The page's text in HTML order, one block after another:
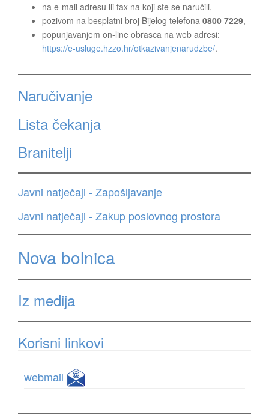
na e-mail adresu ili fax na koji ste se naručili,
pozivom na besplatni broj Bijelog telefona 0800 7229,
popunjavanjem on-line obrasca na web adresi:
https://e-usluge.hzzo.hr/otkazivanjenarudzbe/.
Naručivanje
Lista čekanja
Branitelji
Javni natječaji - Zapošljavanje
Javni natječaji - Zakup poslovnog prostora
Nova bolnica
Iz medija
Korisni linkovi
webmail